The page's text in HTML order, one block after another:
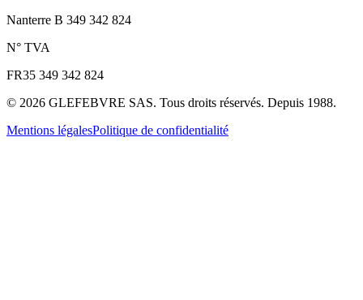
Nanterre B 349 342 824
N° TVA
FR35 349 342 824
© 2026 GLEFEBVRE SAS. Tous droits réservés. Depuis 1988.
Mentions légalesPolitique de confidentialité